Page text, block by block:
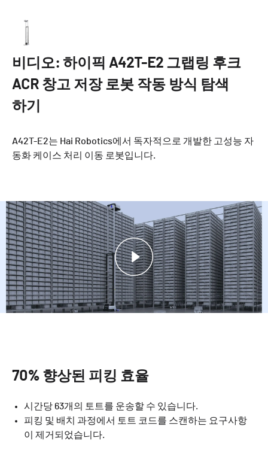
비디오: 하이픽 A42T-E2 그랩링 후크
ACR 창고 저장 로봇 작동 방식 탐색
하기
A42T-E2는 Hai Robotics에서 독자적으로 개발한 고성능 자
동화 케이스 처리 이동 로봇입니다.
70% 향상된 피킹 효율
시간당 63개의 토트를 운송할 수 있습니다.
피킹 및 배치 과정에서 토트 코드를 스캔하는 요구사항
이 제거되었습니다.